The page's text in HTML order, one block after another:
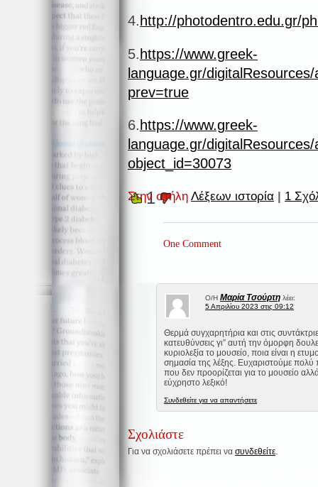
4. http://photodentro.edu.gr/
5. https://www.greek-
language.gr/
prev=true
6. https://www.greek-
language.gr/
object_id=30073
Στην στήλη Λέξεων ιστορία | 1
1
One Comment
Ο/Η Mαρία Τσούρτη λέει:
5 Απριλίου 2023 στις 09:12
Θερμά συγχαρητήρια και στις
κατευθύνσεις γι” αυτή την όμορφη
κυριολεξία το μουσείο, ποια είναι η
σημασία της λέξης. Ευχαριστούμε πολύ
που δεν προορίζεται για το μουσείο
εύχρηστο λεξικό!
Συνδεθείτε για να απαντήσετε
Σχολιάστε
Για να σχολιάσετε πρέπει να συνδεθείτε.